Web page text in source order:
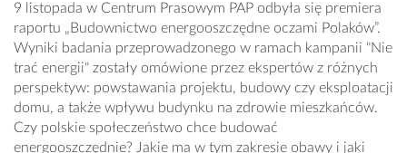
9 listopada w Centrum Prasowym PAP odbyła się premiera
raportu „Budownictwo energooszczędne oczami Polaków”.
Wyniki badania przeprowadzonego w ramach kampanii "Nie
trać energii" zostały omówione przez ekspertów z różnych
perspektyw: powstawania projektu, budowy czy eksploatacji
domu, a także wpływu budynku na zdrowie mieszkańców.
Czy polskie społeczeństwo chce budować
energooszczędnie? Jakie ma w tym zakresie obawy i jaki